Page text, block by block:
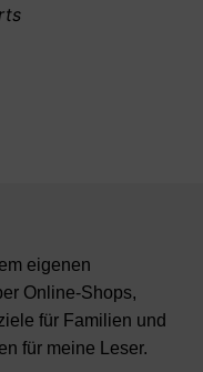
eigenen
Online-Shops,
für Familien und
für meine Leser.